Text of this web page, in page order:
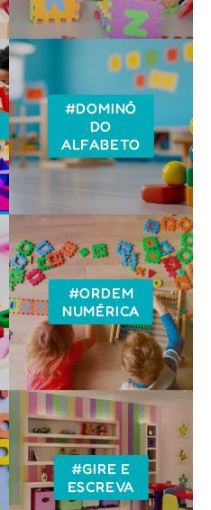
#DOMINÓ
DO
ALFABETO
#ORDEM
NUMÉRICA
#GIRE E
ESCREVA